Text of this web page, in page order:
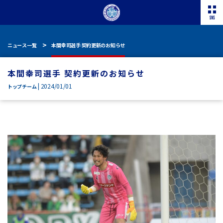
ニュース一覧 本間幸司選手 契約更新のお知らせ
本間幸司選手 契約更新のお知らせ
トップチーム| 2024/01/01